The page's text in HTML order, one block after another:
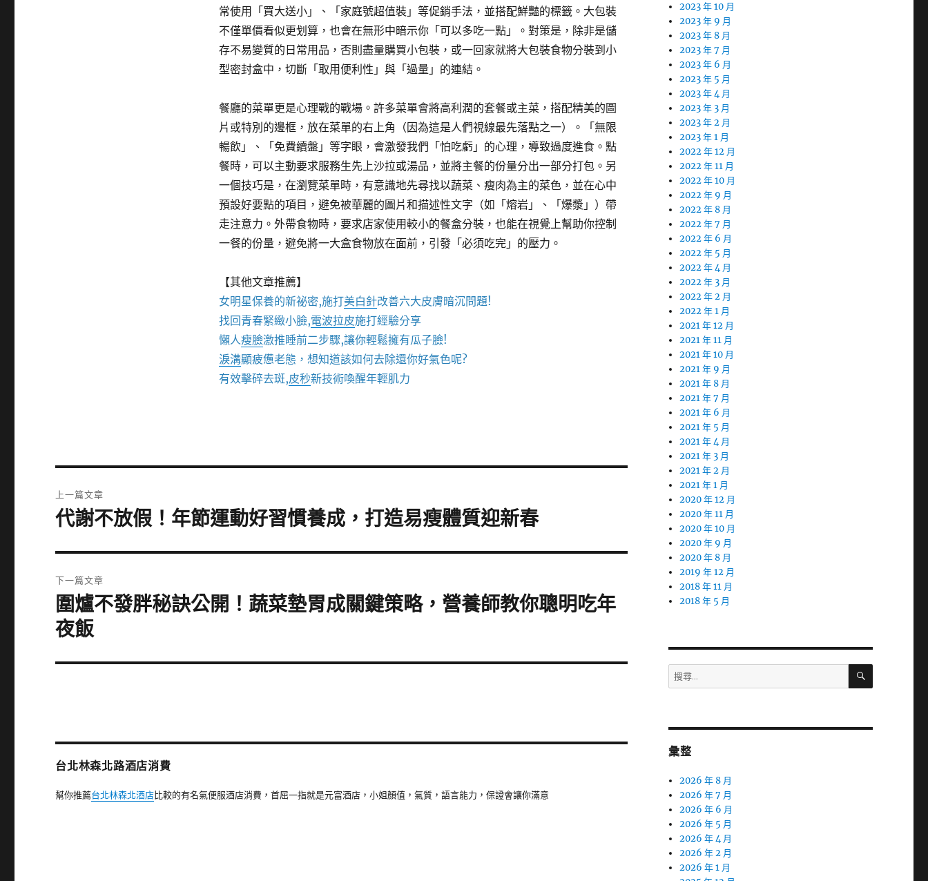
常使用「買大送小」、「家庭號超值裝」等促銷手法，並搭配鮮豔的標籤。大包裝
不僅單價看似更划算，也會在無形中暗示你「可以多吃一點」。對策是，除非是儲
存不易變質的日常用品，否則盡量購買小包裝，或一回家就將大包裝食物分裝到小
型密封盒中，切斷「取用便利性」與「過量」的連結。
餐廳的菜單更是心理戰的戰場。許多菜單會將高利潤的套餐或主菜，搭配精美的圖
片或特別的邊框，放在菜單的右上角（因為這是人們視線最先落點之一）。「無限
暢飲」、「免費續盤」等字眼，會激發我們「怕吃虧」的心理，導致過度進食。點
餐時，可以主動要求服務生先上沙拉或湯品，並將主餐的份量分出一部分打包。另
一個技巧是，在瀏覽菜單時，有意識地先尋找以蔬菜、瘦肉為主的菜色，並在心中
預設好要點的項目，避免被華麗的圖片和描述性文字（如「熔岩」、「爆漿」）帶
走注意力。外帶食物時，要求店家使用較小的餐盒分裝，也能在視覺上幫助你控制
一餐的份量，避免將一大盒食物放在面前，引發「必須吃完」的壓力。
【其他文章推薦】
女明星保養的新祕密,施打美白針改善六大皮膚暗沉問題!
找回青春緊緻小臉,電波拉皮施打經驗分享
懶人瘦臉激推睡前二步驟,讓你輕鬆擁有瓜子臉!
淚溝顯疲憊老態，想知道該如何去除還你好氣色呢?
有效擊碎去斑,皮秒新技術喚醒年輕肌力
章
上一篇文章
上
篇
文
章:
代謝不放假！年節運動好習慣養成，打造易瘦體質迎新春
下一篇文章
下
一
篇
文
圍爐不發胖秘訣公開！蔬菜墊胃成關鍵策略，營養師教你聰明吃年
夜飯
台北林森北路酒店消費
幫你推薦台北林森北酒店比較的有名氣便服酒店消費，首屈一指就是元富酒店，小姐顏值，氣質，語言能力，保證會讓你滿意
2023 年 10 月
2023 年 9 月
2023 年 8 月
2023 年 7 月
2023 年 6 月
2023 年 5 月
2023 年 4 月
2023 年 3 月
2023 年 2 月
2023 年 1 月
2022 年 12 月
2022 年 11 月
2022 年 10 月
2022 年 9 月
2022 年 8 月
2022 年 7 月
2022 年 6 月
2022 年 5 月
2022 年 4 月
2022 年 3 月
2022 年 2 月
2022 年 1 月
2021 年 12 月
2021 年 11 月
2021 年 10 月
2021 年 9 月
2021 年 8 月
2021 年 7 月
2021 年 6 月
2021 年 5 月
2021 年 4 月
2021 年 3 月
2021 年 2 月
2021 年 1 月
2020 年 12 月
2020 年 11 月
2020 年 10 月
2020 年 9 月
2020 年 8 月
2019 年 12 月
2018 年 11 月
2018 年 5 月
搜
尋
字:
搜
彙整
2026 年 8 月
2026 年 7 月
2026 年 6 月
2026 年 5 月
2026 年 4 月
2026 年 2 月
2026 年 1 月